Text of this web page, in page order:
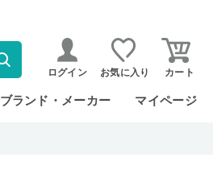
ログイン お気に入り カート
ブランド・メーカー マイページ